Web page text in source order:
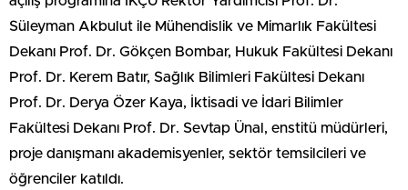
Süleyman Akbulut ile Mühendislik ve Mimarlık Fakültesi
Dekanı Prof. Dr. Gökçen Bombar, Hukuk Fakültesi Dekanı
Prof. Dr. Kerem Batır, Sağlık Bilimleri Fakültesi Dekanı
Prof. Dr. Derya Özer Kaya, İktisadi ve İdari Bilimler
Fakültesi Dekanı Prof. Dr. Sevtap Ünal, enstitü müdürleri,
proje danışmanı akademisyenler, sektör temsilcileri ve
öğrenciler katıldı.